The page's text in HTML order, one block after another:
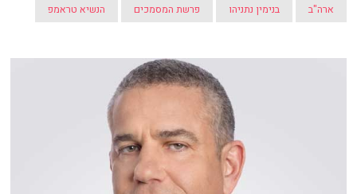
ארה"ב בנימין נתניהו פרשת המסמכים הנשיא טראמפ